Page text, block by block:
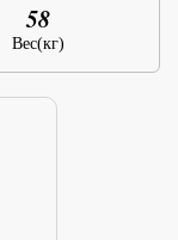
58
Вес(кг)